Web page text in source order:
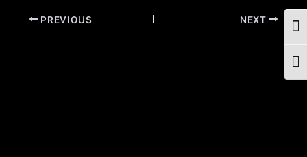
Post PREVIOUS NEXT